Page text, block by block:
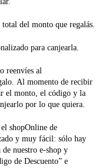
del monto que regalás.
para canjearla.
reenvíes al
Al momento de recibir
el monto, el código y la
por lo que quiera.
shopOnline de
y muy fácil: sólo hay
nuestro e-shop y
de Descuento” e